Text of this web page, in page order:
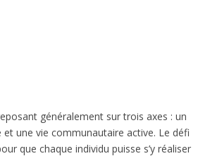
généralement sur trois axes : un
une vie communautaire active. Le défi
que chaque individu puisse s’y réaliser